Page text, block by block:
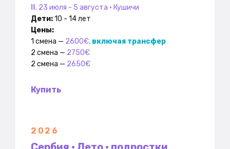
III. 23 июля - 5 августа • Кушичи
Дети:10 - 14 лет
Цены:
1 смена — 2600€, включая трансфер
2 смена — 2750€
2 смена — 2650€
Купить
2026